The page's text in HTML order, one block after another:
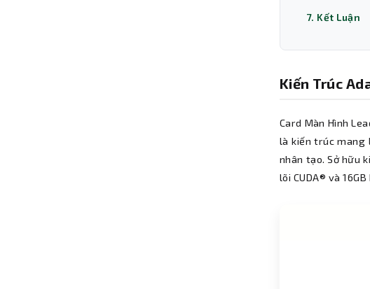
7. Kết Luận
Kiến Trúc
Card Màn Hình
là kiến trúc mang
nhân tạo. Sở hữu
lõi CUDA® và